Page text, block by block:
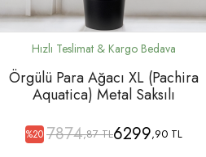
Örgülü Para Ağacı XL (Pachira
Aquatica) Metal Saksılı
%20 7874,87 TL6299,90 TL